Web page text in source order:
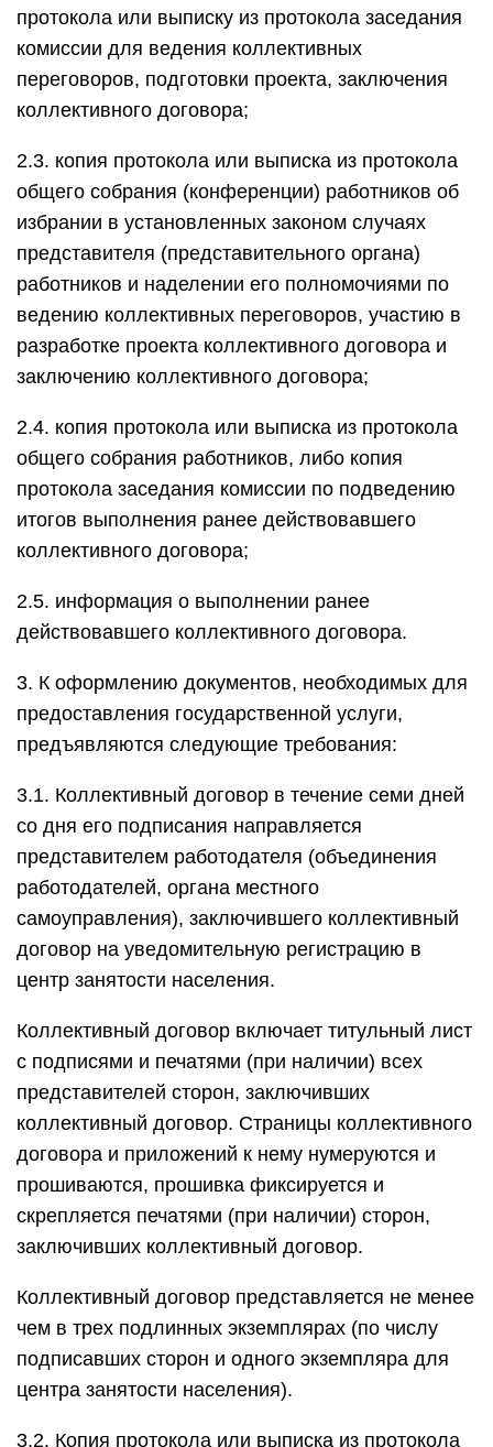
протокола или выписку из протокола заседания
комиссии для ведения коллективных
переговоров, подготовки проекта, заключения
коллективного договора;
2.3. копия протокола или выписка из протокола
общего собрания (конференции) работников об
избрании в установленных законом случаях
представителя (представительного органа)
работников и наделении его полномочиями по
ведению коллективных переговоров, участию в
разработке проекта коллективного договора и
заключению коллективного договора;
2.4. копия протокола или выписка из протокола
общего собрания работников, либо копия
протокола заседания комиссии по подведению
итогов выполнения ранее действовавшего
коллективного договора;
2.5. информация о выполнении ранее
действовавшего коллективного договора.
3. К оформлению документов, необходимых для
предоставления государственной услуги,
предъявляются следующие требования:
3.1. Коллективный договор в течение семи дней
со дня его подписания направляется
представителем работодателя (объединения
работодателей, органа местного
самоуправления), заключившего коллективный
договор на уведомительную регистрацию в
центр занятости населения.
Коллективный договор включает титульный лист
с подписями и печатями (при наличии) всех
представителей сторон, заключивших
коллективный договор. Страницы коллективного
договора и приложений к нему нумеруются и
прошиваются, прошивка фиксируется и
скрепляется печатями (при наличии) сторон,
заключивших коллективный договор.
Коллективный договор представляется не менее
чем в трех подлинных экземплярах (по числу
подписавших сторон и одного экземпляра для
центра занятости населения).
3.2. Копия протокола или выписка из протокола